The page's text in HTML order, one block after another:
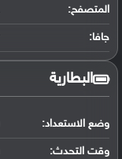
المتصفح:
جافا:
البطارية
وضع الاستعداد:
وقت التحدث: